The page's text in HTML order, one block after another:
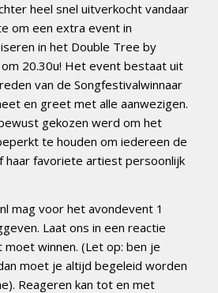
heel snel uitverkocht vandaar
om een extra event in
in het Double Tree by
20.30u! Het event bestaat uit
van de Songfestivalwinnaar
en greet met alle aanwezigen.
gekozen werd om het
te houden om iedereen de
haar favoriete artiest persoonlijk
mag voor het avondevent 1
Laat ons in een reactie
winnen. (Let op: ben je
moet je altijd begeleid worden
Reageren kan tot en met